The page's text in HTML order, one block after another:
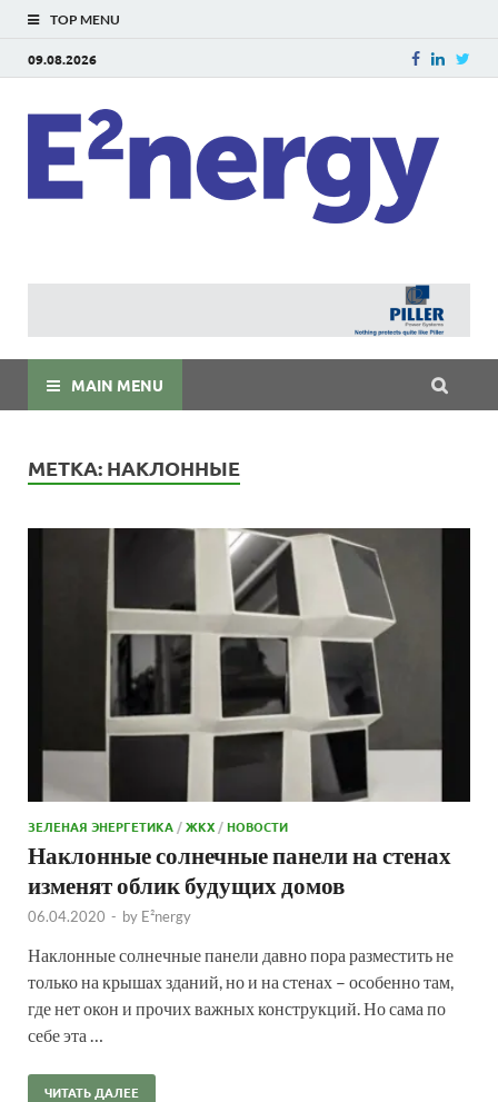
TOP MENU
09.08.2026
MAIN MENU
МЕТКА: НАКЛОННЫЕ
ЗЕЛЕНАЯ ЭНЕРГЕТИКА /ЖКХ /НОВОСТИ
Наклонные солнечные панели на стенах
изменят облик будущих домов
06.04.2020 - by E²nergy
Наклонные солнечные панели давно пора разместить не
только на крышах зданий, но и на стенах – особенно там,
где нет окон и прочих важных конструкций. Но сама по
себе эта …
ЧИТАТЬ ДАЛЕЕ